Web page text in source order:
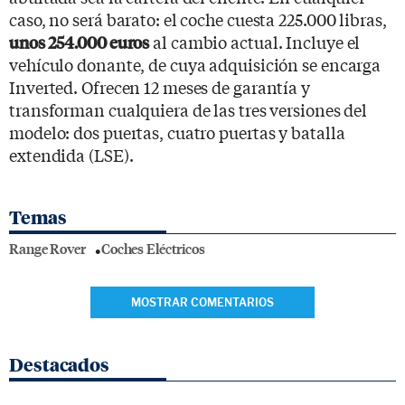
caso, no será barato: el coche cuesta 225.000 libras,
unos 254.000 eurosal cambio actual. Incluye el
vehículo donante, de cuya adquisición se encarga
Inverted. Ofrecen 12 meses de garantía y
transforman cualquiera de las tres versiones del
modelo: dos puertas, cuatro puertas y batalla
extendida (LSE).
Temas
Range Rover Coches Eléctricos
MOSTRAR COMENTARIOS
Destacados